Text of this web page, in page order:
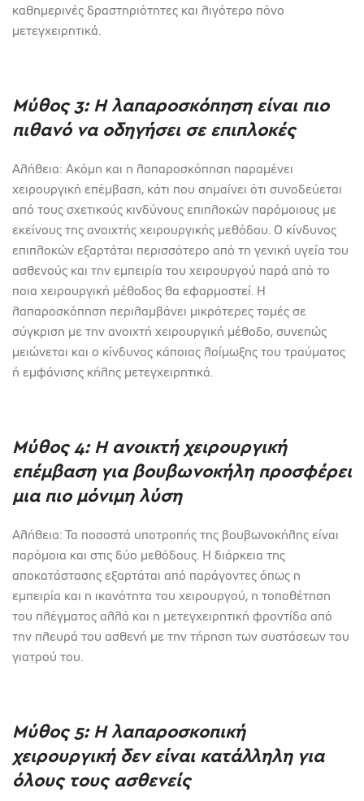
καθημερινές δραστηριότητες και λιγότερο πόνο
μετεγχειρητικά.
Μύθος 3: Η λαπαροσκόπηση είναι πιο
πιθανό να οδηγήσει σε επιπλοκές
Αλήθεια: Ακόμη και η λαπαροσκόπηση παραμένει
χειρουργική επέμβαση, κάτι που σημαίνει ότι συνοδεύεται
από τους σχετικούς κινδύνους επιπλοκών παρόμοιους με
εκείνους της ανοιχτής χειρουργικής μεθόδου. Ο κίνδυνος
επιπλοκών εξαρτάται περισσότερο από τη γενική υγεία του
ασθενούς και την εμπειρία του χειρουργού παρά από το
ποια χειρουργική μέθοδος θα εφαρμοστεί. Η
λαπαροσκόπηση περιλαμβάνει μικρότερες τομές σε
σύγκριση με την ανοιχτή χειρουργική μέθοδο, συνεπώς
μειώνεται και ο κίνδυνος κάποιας λοίμωξης του τραύματος
ή εμφάνισης κήλης μετεγχειρητικά.
Μύθος 4: Η ανοικτή χειρουργική
επέμβαση για βουβωνοκήλη προσφέρει
μια πιο μόνιμη λύση
Αλήθεια: Τα ποσοστά υποτροπής της βουβωνοκήλης είναι
παρόμοια και στις δύο μεθόδους. Η διάρκεια της
αποκατάστασης εξαρτάται από παράγοντες όπως η
εμπειρία και η ικανότητα του χειρουργού, η τοποθέτηση
του πλέγματος αλλά και η μετεγχειρητική φροντίδα από
την πλευρά του ασθενή με την τήρηση των συστάσεων του
γιατρού του.
Μύθος 5: Η λαπαροσκοπική
χειρουργική δεν είναι κατάλληλη για
όλους τους ασθενείς